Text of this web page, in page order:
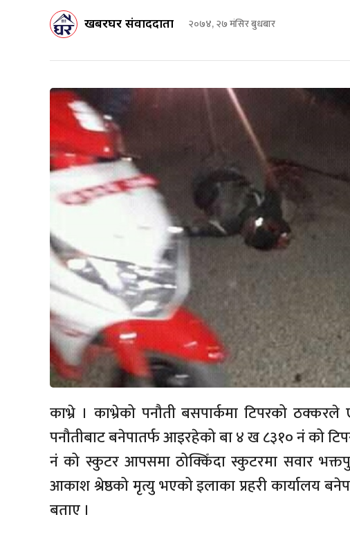
खबरघर संवाददाता २०७४, २७ मंसिर बुधबार
काभ्रे । काभ्रेको पनौती बसपार्कमा टिपरको
पनौतीबाट बनेपातर्फ आइरहेको बा ४ ख ८३१० नं को
नं को स्कुटर आपसमा ठोक्किँदा स्कुटरमा सवार
आकाश श्रेष्ठको मृत्यु भएको इलाका प्रहरी कार्यालय
बताए ।